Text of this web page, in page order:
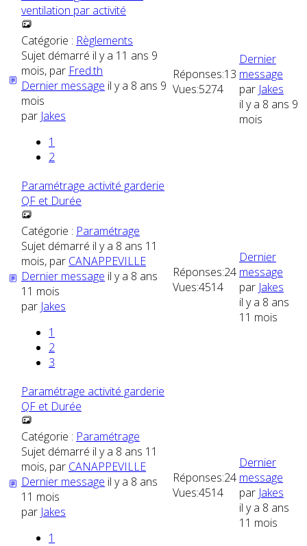
ventilation par activité
Catégorie : Règlements
Sujet démarré il y a 11 ans 9
mois, par Fred.th
Dernier message il y a 8 ans 9
mois
par Jakes
1
2
Réponses:13
Vues:5274
Dernier
message
par Jakes
il y a 8 ans 9
mois
Paramétrage activité garderie
QF et Durée
Catégorie : Paramétrage
Sujet démarré il y a 8 ans 11
mois, par CANAPPEVILLE
Dernier message il y a 8 ans
11 mois
par Jakes
1
2
3
Réponses:24
Vues:4514
Dernier
message
par Jakes
il y a 8 ans
11 mois
Paramétrage activité garderie
QF et Durée
Catégorie : Paramétrage
Sujet démarré il y a 8 ans 11
mois, par CANAPPEVILLE
Dernier message il y a 8 ans
11 mois
par Jakes
1
Réponses:24
Vues:4514
Dernier
message
par Jakes
il y a 8 ans
11 mois